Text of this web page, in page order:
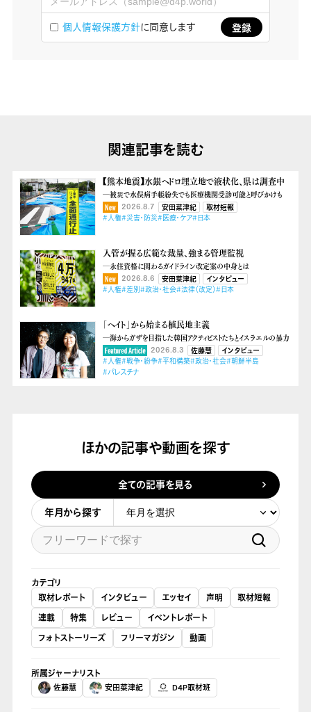
個人情報保護方針に同意します
関連記事を読む
【熊本地震】水銀ヘドロ埋立地で液状化、県は調査中
―被災で水俣病手帳紛失でも医療機関受診可能と呼びかけも
2026.8.7 安田菜津紀
取材短報
#人権#災害・防災#医療・ケア#日本
入管が握る広範な裁量、強まる管理監視
―永住資格に関わるガイドライン改定案の中身とは
2026.8.6 安田菜津紀
インタビュー
#人権#差別#政治・社会#法律（改定）#日本
「ヘイト」から始まる植民地主義
―海からガザを目指した韓国アクティビストたちとイスラエルの暴力
2026.8.3 佐藤慧
インタビュー
#人権#戦争・紛争#平和構築#政治・社会#朝鮮半島
#パレスチナ
ほかの記事や動画を探す
全ての記事を見る
年月から探す
カテゴリ
取材レポート
インタビュー エッセイ 声明
取材短報
連載
特集 レビュー
イベントレポート
フォトストーリーズ
フリーマガジン 動画
所属ジャーナリスト
佐藤慧 安田菜津紀 D4P取材班